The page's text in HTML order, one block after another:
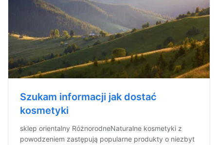
Szukam informacji jak dostać
kosmetyki
sklep orientalny RóżnorodneNaturalne kosmetyki z
powodzeniem zastępują popularne produkty o niezbyt